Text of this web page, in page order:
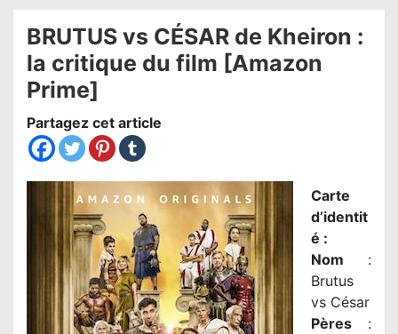
BRUTUS vs CÉSAR de Kheiron :
la critique du film [Amazon
Prime]
Partagez cet article
Carte
d’identit
é :
Nom :
Brutus
vs César
Pères :